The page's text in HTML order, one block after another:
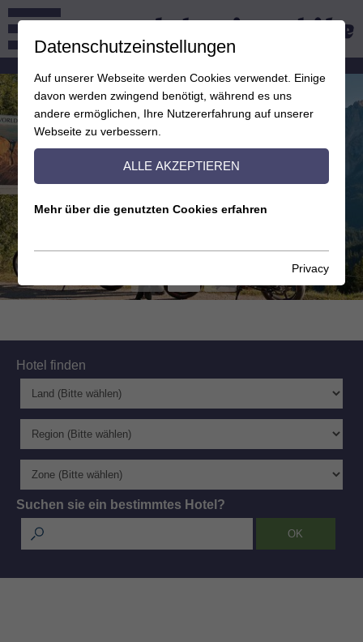
Hotel finden
Suchen sie ein bestimmtes Hotel?
Datenschutzeinstellungen
Auf unserer Webseite werden Cookies verwendet. Einige
davon werden zwingend benötigt, während es uns
andere ermöglichen, Ihre Nutzererfahrung auf unserer
Webseite zu verbessern.
ALLE AKZEPTIEREN
Mehr über die genutzten Cookies erfahren
Privacy